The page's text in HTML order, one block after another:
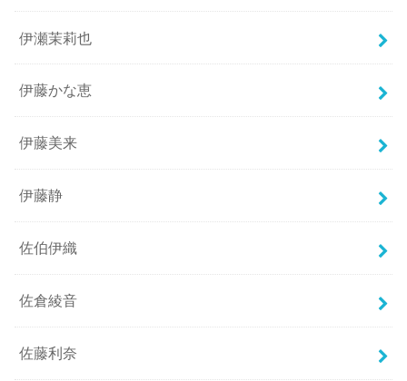
伊瀬茉莉也
伊藤かな恵
伊藤美来
伊藤静
佐伯伊織
佐倉綾音
佐藤利奈